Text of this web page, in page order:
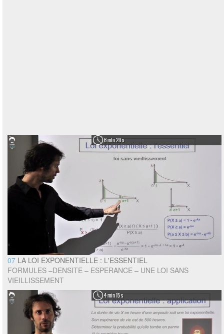
6 min 28 s
07 LA LOI EXPONENTIELLE : L'ESSENTIEL
FORMULES –DENSITE – ESPERANCE – UNE LOI SANS
VIEILLISSEMENT
4 min 15 s